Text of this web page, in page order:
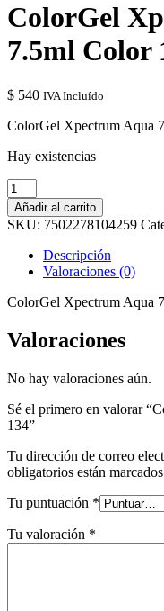
ColorGel
7.5ml Color
$ 540 IVA Incluído
ColorGel Xpectrum Aqua
Hay existencias
ColorGel
Xpectrum
Aqua
7.5ml
Color
cantidad
Añadir al carrito
SKU: 7502278104259
Descripción
Valoraciones (0)
ColorGel Xpectrum Aqua
Valoraciones
No hay valoraciones aún.
Sé el primero en valorar
134”
Tu dirección de correo
obligatorios están
Tu puntuación *
Tu valoración *